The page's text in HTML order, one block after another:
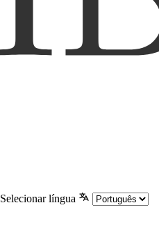
Selecionar língua